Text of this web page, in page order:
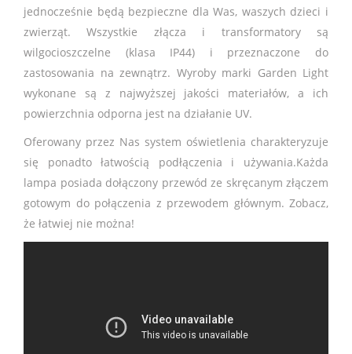
jednocześnie będą bezpieczne dla Was, waszych dzieci i
zwierząt. Wszystkie złącza i transformatory są
wilgocioszczelne (klasa IP44) i przeznaczone do
zastosowania na zewnątrz. Wyroby marki Garden Light
wykonane są z najwyższej jakości materiałów, a ich
powierzchnia odporna jest na działanie UV.
Oferowany przez Nas system oświetlenia charakteryzuje
się ponadto łatwością podłączenia i używania.Każda
lampa posiada dołączony przewód ze skręcanym złączem
gotowym do połączenia z przewodem głównym. Zobacz,
że łatwiej nie można!